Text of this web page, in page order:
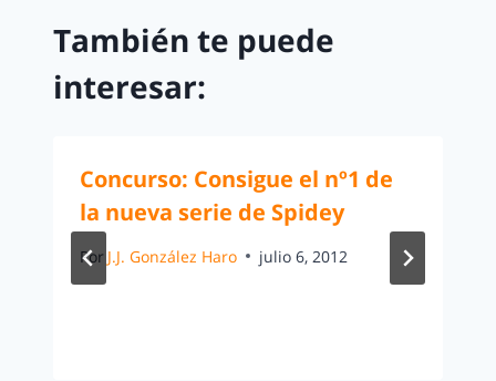
También te puede
interesar:
Concurso: Consigue el nº1 de
la nueva serie de Spidey
Por J.J. González Haro julio 6, 2012